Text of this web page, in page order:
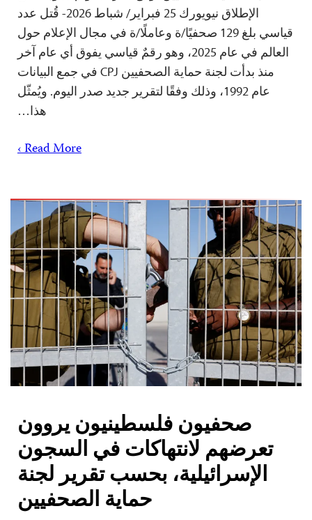
الإطلاق نيويورك 25 فبراير/ شباط 2026- قُتل عدد
قياسي بلغ 129 صحفيًا/ة وعاملًا/ة في مجال الإعلام حول
العالم في عام 2025، وهو رقمٌ قياسي يفوق أي عام آخر
منذ بدأت لجنة حماية الصحفيين CPJ في جمع البيانات
عام 1992، وذلك وفقًا لتقرير جديد صدر اليوم. ويُمثّل
هذا…
Read More ›
صحفيون فلسطينيون يروون
تعرضهم لانتهاكات في السجون
الإسرائيلية، بحسب تقرير لجنة
حماية الصحفيين